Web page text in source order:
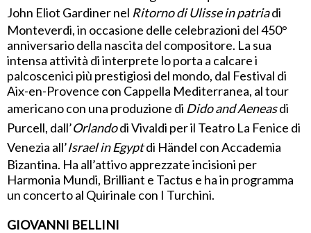
John Eliot Gardiner nel Ritorno di Ulisse in patriadi
Monteverdi, in occasione delle celebrazioni del 450°
anniversario della nascita del compositore. La sua
intensa attività di interprete lo porta a calcare i
palcoscenici più prestigiosi del mondo, dal Festival di
Aix-en-Provence con Cappella Mediterranea, al tour
americano con una produzione di Dido and Aeneasdi
Purcell, dall’Orlandodi Vivaldi per il Teatro La Fenice di
Venezia all’Israel in Egyptdi Händel con Accademia
Bizantina. Ha all’attivo apprezzate incisioni per
Harmonia Mundi, Brilliant e Tactus e ha in programma
un concerto al Quirinale con I Turchini.
GIOVANNI BELLINI